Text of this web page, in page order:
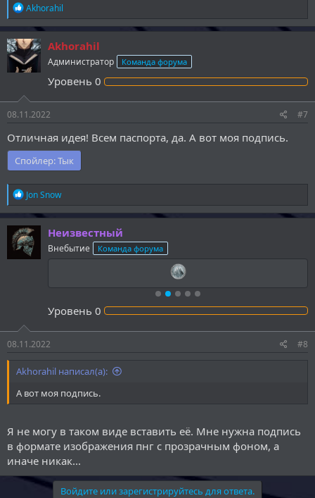
Р
е
а
к
ц
и
и
Akhorahil
Akhorahil
Администратор Команда форума
Уровень 0
08.11.2022 #7
Отличная идея! Всем паспорта, да. А вот моя подпись.
Спойлер:Тык
Р
е
а
к
ц
и
и
Jon Snow
Неизвестный
Внебытие Команда форума
Уровень 0
08.11.2022 #8
Akhorahil написал(а):
А вот моя подпись.
Я не могу в таком виде вставить её. Мне нужна подпись
в формате изображения пнг с прозрачным фоном, а
иначе никак...
Войдите или зарегистрируйтесь для ответа.